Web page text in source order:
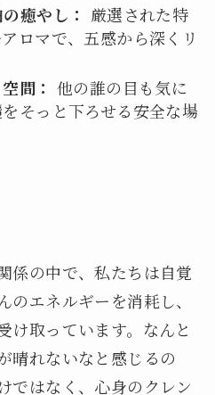
癒やし： 厳選された特
ロマで、五感から深くリ
間： 他の誰の目も気に
そっと下ろせる安全な場
係の中で、私たちは自覚
のエネルギーを消耗し、
け取っています。なんと
晴れないなと感じるの
ではなく、心身のクレン